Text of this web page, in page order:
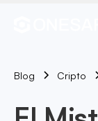
Blog Cripto